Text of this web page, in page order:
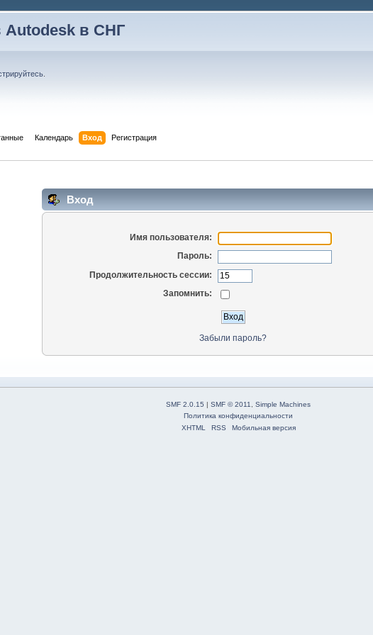
Autodesk в СНГ
Календарь Вход Регистрация
Вход
Имя пользователя:
Пароль:
Продолжительность сессии:
Запомнить:
Забыли пароль?
SMF 2.0.15 |SMF © 2011,Simple Machines
Политика конфиденциальности
XHTML
RSS Мобильная версия